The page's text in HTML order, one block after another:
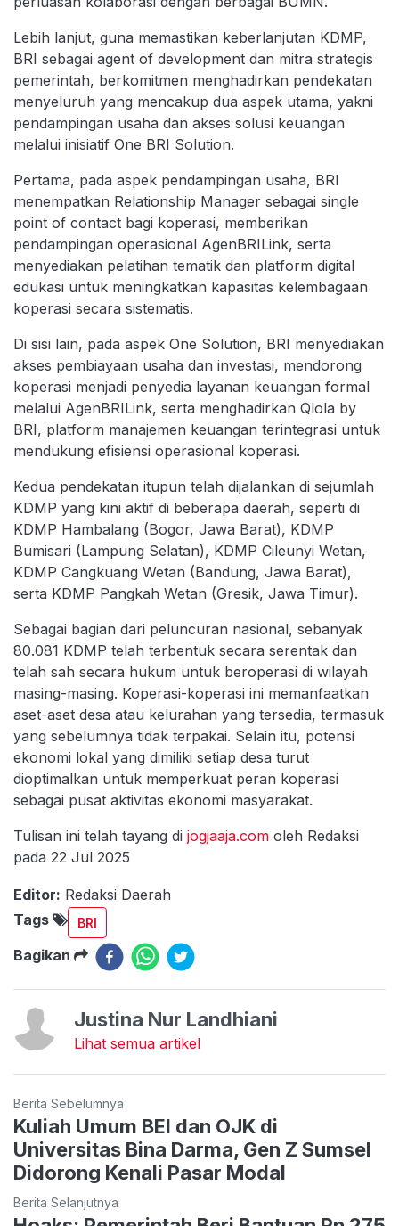
Lebih lanjut, guna memastikan keberlanjutan KDMP,
BRI sebagai agent of development dan mitra strategis
pemerintah, berkomitmen menghadirkan pendekatan
menyeluruh yang mencakup dua aspek utama, yakni
pendampingan usaha dan akses solusi keuangan
melalui inisiatif One BRI Solution.
Pertama, pada aspek pendampingan usaha, BRI
menempatkan Relationship Manager sebagai single
point of contact bagi koperasi, memberikan
pendampingan operasional AgenBRILink, serta
menyediakan pelatihan tematik dan platform digital
edukasi untuk meningkatkan kapasitas kelembagaan
koperasi secara sistematis.
Di sisi lain, pada aspek One Solution, BRI menyediakan
akses pembiayaan usaha dan investasi, mendorong
koperasi menjadi penyedia layanan keuangan formal
melalui AgenBRILink, serta menghadirkan Qlola by
BRI, platform manajemen keuangan terintegrasi untuk
mendukung efisiensi operasional koperasi.
Kedua pendekatan itupun telah dijalankan di sejumlah
KDMP yang kini aktif di beberapa daerah, seperti di
KDMP Hambalang (Bogor, Jawa Barat), KDMP
Bumisari (Lampung Selatan), KDMP Cileunyi Wetan,
KDMP Cangkuang Wetan (Bandung, Jawa Barat),
serta KDMP Pangkah Wetan (Gresik, Jawa Timur).
Sebagai bagian dari peluncuran nasional, sebanyak
80.081 KDMP telah terbentuk secara serentak dan
telah sah secara hukum untuk beroperasi di wilayah
masing-masing. Koperasi-koperasi ini memanfaatkan
aset-aset desa atau kelurahan yang tersedia, termasuk
yang sebelumnya tidak terpakai. Selain itu, potensi
ekonomi lokal yang dimiliki setiap desa turut
dioptimalkan untuk memperkuat peran koperasi
sebagai pusat aktivitas ekonomi masyarakat.
Tulisan ini telah tayang di jogjaaja.com oleh Redaksi
pada 22 Jul 2025
Editor: Redaksi Daerah
Tags
BRI
Bagikan
Justina Nur Landhiani
Lihat semua artikel
Berita Sebelumnya
Kuliah Umum BEI dan OJK di
Universitas Bina Darma, Gen Z Sumsel
Didorong Kenali Pasar Modal
Berita Selanjutnya